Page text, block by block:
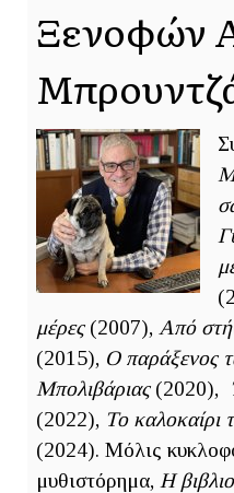
Ξενοφών
μέρες(2007), Από
(2015), Ο παράξενος
Μπολιβάριας(2020),
(2022), Το καλοκαίρι
(2024). Μόλις
μυθιστόρημα, Η